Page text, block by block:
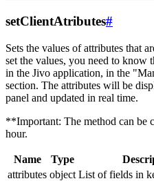
setClientAtributes#
Sets the values ​​of attributes that
set the values, you need to know
in the Jivo application, in the
section. The attributes will be
panel and updated in real time.
**Important: The method can be
hour.
Name Type
attributes object List of fields in